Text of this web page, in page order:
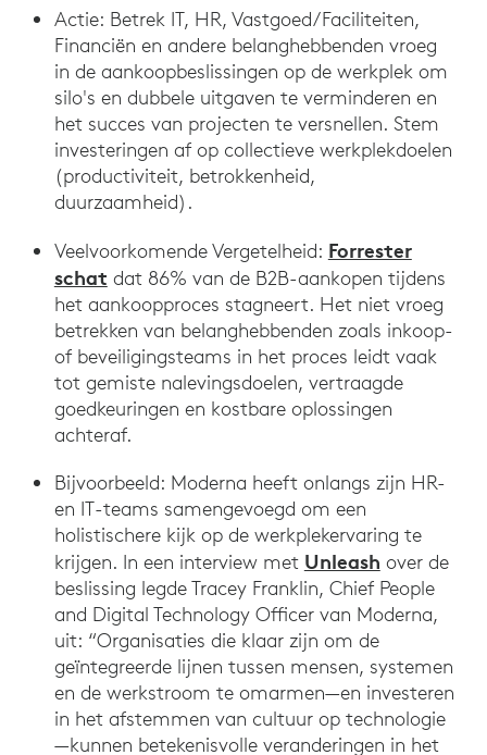
Actie: Betrek IT, HR, Vastgoed/Faciliteiten,
Financiën en andere belanghebbenden vroeg
in de aankoopbeslissingen op de werkplek om
silo's en dubbele uitgaven te verminderen en
het succes van projecten te versnellen. Stem
investeringen af op collectieve werkplekdoelen
(productiviteit, betrokkenheid,
duurzaamheid).
Veelvoorkomende Vergetelheid: Forrester
schat dat 86% van de B2B-aankopen tijdens
het aankoopproces stagneert. Het niet vroeg
betrekken van belanghebbenden zoals inkoop-
of beveiligingsteams in het proces leidt vaak
tot gemiste nalevingsdoelen, vertraagde
goedkeuringen en kostbare oplossingen
achteraf.
Bijvoorbeeld: Moderna heeft onlangs zijn HR-
en IT-teams samengevoegd om een
holistischere kijk op de werkplekervaring te
krijgen. In een interview met Unleash over de
beslissing legde Tracey Franklin, Chief People
and Digital Technology Officer van Moderna,
uit: “Organisaties die klaar zijn om de
geïntegreerde lijnen tussen mensen, systemen
en de werkstroom te omarmen—en investeren
in het afstemmen van cultuur op technologie
—kunnen betekenisvolle veranderingen in het